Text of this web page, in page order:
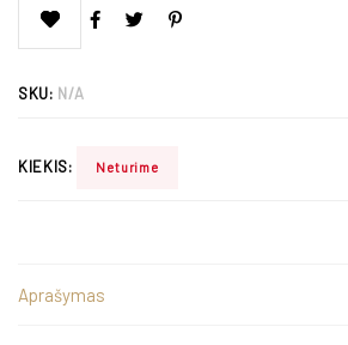
SKU: N/A
KIEKIS: Neturime
Aprašymas